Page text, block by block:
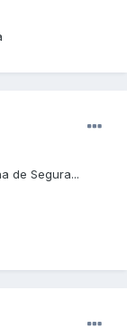
de Segura...